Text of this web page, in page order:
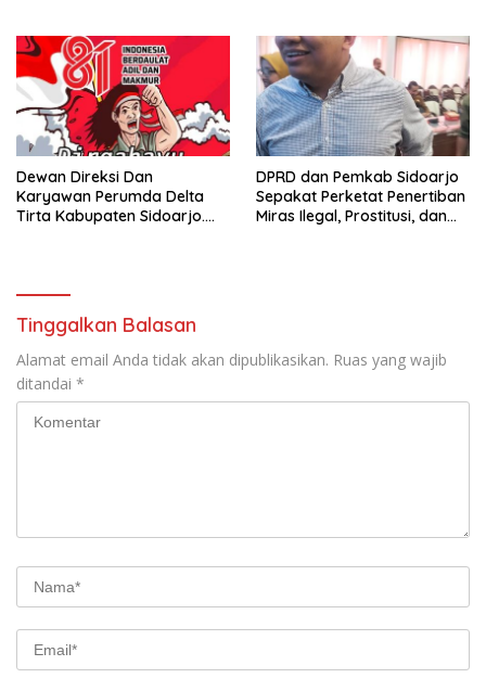
Dewan Direksi Dan
Karyawan Perumda Delta
Tirta Kabupaten Sidoarjo.
Agustus Tahun 2026
DPRD dan Pemkab Sidoarjo
Sepakat Perketat Penertiban
Miras Ilegal, Prostitusi, dan
Tinggalkan Balasan
Alamat email Anda tidak akan dipublikasikan. Ruas yang wajib
ditandai *